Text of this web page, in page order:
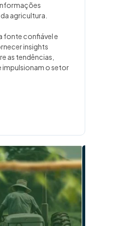
agricultura.
fonte confiável e
insights
as tendências,
impulsionam o setor